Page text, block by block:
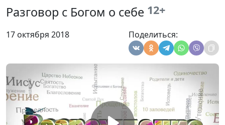
Разговор с Богом о себе 12+
17 октября 2018 Поделиться:
Богатство лишения
Олег Харламов,
священнослужитель
Какие благословения
Олег Харламов,
священнослужитель
#257
Христовы заповеди
блаженства
священнослужитель
Жизнь вечная
Олег Харламов,
священнослужитель
#255